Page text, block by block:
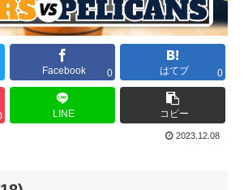
Facebook 0 はてブ 0
LINE コピー
2023.12.08